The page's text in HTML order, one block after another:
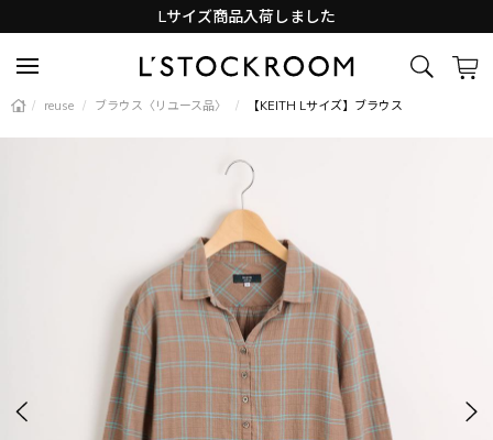
Lサイズ商品入荷しました
/ reuse / ブラウス〈リユース品〉 / 【KEITH Lサイズ】ブラウス